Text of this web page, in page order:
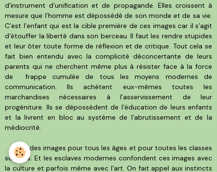
d’instrument d’unification et de propagande. Elles croissent à
mesure que l’homme est dépossédé de son monde et de sa vie.
C’est l’enfant qui est la cible première de ces images car il s’agit
d’étouffer la liberté dans son berceau. Il faut les rendre stupides
et leur ôter toute forme de réflexion et de critique. Tout cela se
fait bien entendu avec la complicité déconcertante de leurs
parents qui ne cherchent même plus à résister face à la force
de frappe cumulée de tous les moyens modernes de
communication. Ils achètent eux-mêmes toutes les
marchandises nécessaires à l’asservissement de leur
progéniture. Ils se dépossèdent de l’éducation de leurs enfants
et la livrent en bloc au système de l’abrutissement et de la
médiocrité.
Il y a des images pour tous les âges et pour toutes les classes
sociales. Et les esclaves modernes confondent ces images avec
la culture et parfois même avec l’art. On fait appel aux instincts